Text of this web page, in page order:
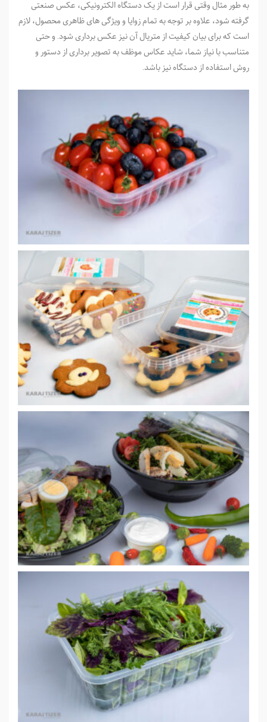
به طور مثال وقتی قرار است از یک دستگاه الکترونیکی، عکس صنعتی
گرفته شود، علاوه بر توجه به تمام زوایا و ویژگی های ظاهری محصول، لازم
است که برای بیان کیفیت از متریال آن نیز عکس برداری شود. و حتی
متناسب با نیاز شما، شاید عکاس موظف به تصویر برداری از دستور و
روش استفاده از دستگاه نیز باشد.